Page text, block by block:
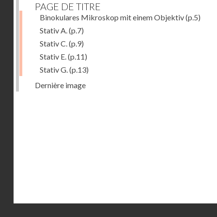
PAGE DE TITRE
Binokulares Mikroskop mit einem Objektiv(p.5)
Stativ A. (p.7)
Stativ C. (p.9)
Stativ E. (p.11)
Stativ G. (p.13)
Dernière image